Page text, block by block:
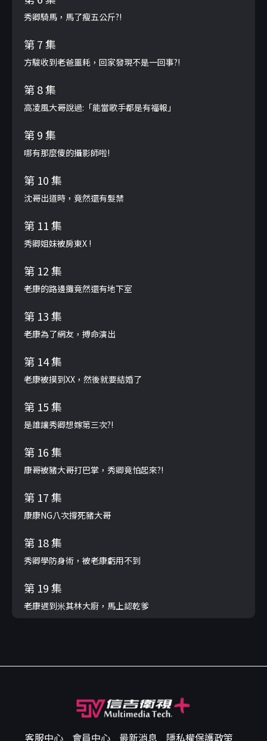
秀卿騎馬，馬了瘦五公斤?!
第 7 集
方駿收到老爸噩耗，回家發現不是一回事?!
第 8 集
高凌風大哥說過:「能當歌手都是有福報」
第 9 集
哪有那麼傻的攝影師啦!
第 10 集
沈哥出道時，竟然還有髮禁
第 11 集
秀卿姐妹被房東X !
第 12 集
老康的路邊攤竟然還有地下室
第 13 集
老康為了網友，搏命演出
第 14 集
老康被摸到XX，然後就要結婚了
第 15 集
是誰讓秀卿想嫁第三次?!
第 16 集
康哥被豬大哥打巴掌，秀卿竟怕起來?!
第 17 集
康康NG八次撐死豬大哥
第 18 集
秀卿學防身術，被老康虧用不到
第 19 集
老康遇到米其林大廚，馬上認乾爹
客服中心 會員中心 最新消息 隱私權保護政策